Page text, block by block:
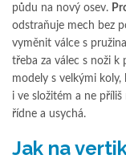
půdu na nový osev.
odstraňuje mech bez
vyměnit válce s
třeba za válec s noži k
modely s velkými
i ve složitém a ne
řídne a usychá.
Jak na